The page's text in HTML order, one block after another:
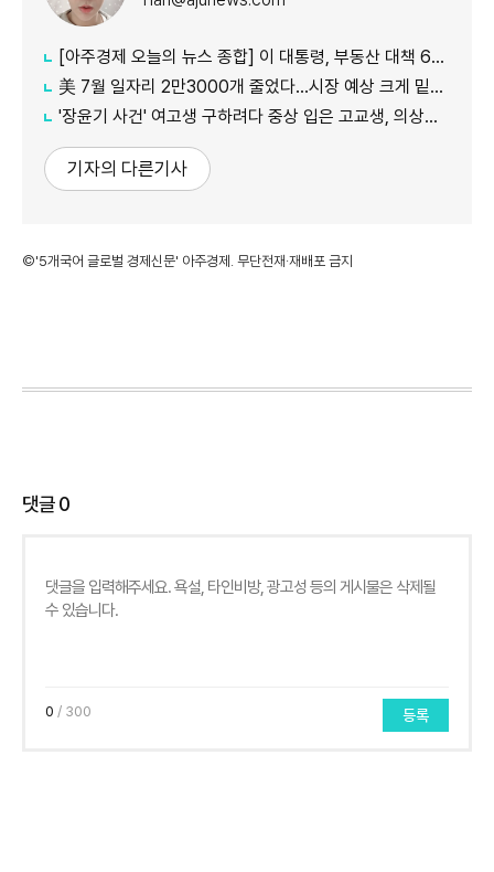
[아주경제 오늘의 뉴스 종합] 이 대통령, 부동산 대책 6시간 점검…"기존 방식 벗어나 과감히 실행" 外
美 7월 일자리 2만3000개 줄었다…시장 예상 크게 밑돈 '고용 쇼크'
'장윤기 사건' 여고생 구하려다 중상 입은 고교생, 의상자 인정
기자의 다른기사
©'5개국어 글로벌 경제신문' 아주경제. 무단전재·재배포 금지
댓글0
0 / 300 등록